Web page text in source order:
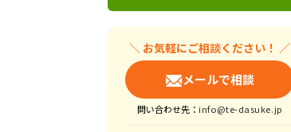
＼ お気軽にご相談ください！ ／
メールで相談
問い合わせ先： info@te-dasuke.jp